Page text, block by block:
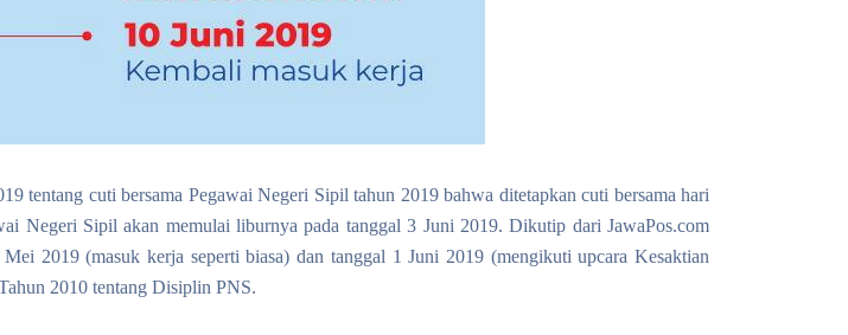
tentang cuti bersama Pegawai Negeri Sipil tahun 2019 bahwa ditetapkan cuti bersama hari
Negeri Sipil akan memulai liburnya pada tanggal 3 Juni 2019. Dikutip dari JawaPos.com
2019 (masuk kerja seperti biasa) dan tanggal 1 Juni 2019 (mengikuti upcara Kesaktian
2010 tentang Disiplin PNS.